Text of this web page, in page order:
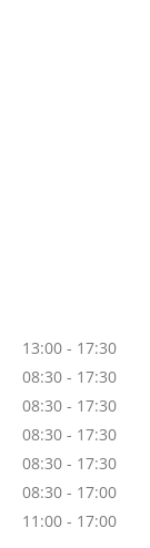
13:00 - 17:30
08:30 - 17:30
08:30 - 17:30
08:30 - 17:30
08:30 - 17:30
08:30 - 17:00
11:00 - 17:00